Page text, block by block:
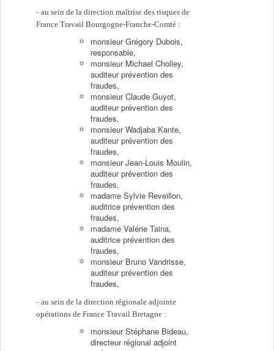
au sein de la direction maîtrise des risques de
France Travail Bourgogne-Franche-Comté :
monsieur Grégory Dubois,
responsable,
monsieur Michael Cholley,
auditeur prévention des
fraudes,
monsieur Claude Guyot,
auditeur prévention des
fraudes,
monsieur Wadjaba Kante,
auditeur prévention des
fraudes,
monsieur Jean-Louis Moulin,
auditeur prévention des
fraudes,
madame Sylvie Reveillon,
auditrice prévention des
fraudes,
madame Valérie Taina,
auditrice prévention des
fraudes,
monsieur Bruno Vandrisse,
auditeur prévention des
fraudes,
au sein de la direction régionale adjointe
opérations de France Travail Bretagne :
monsieur Stéphane Bideau,
directeur régional adjoint